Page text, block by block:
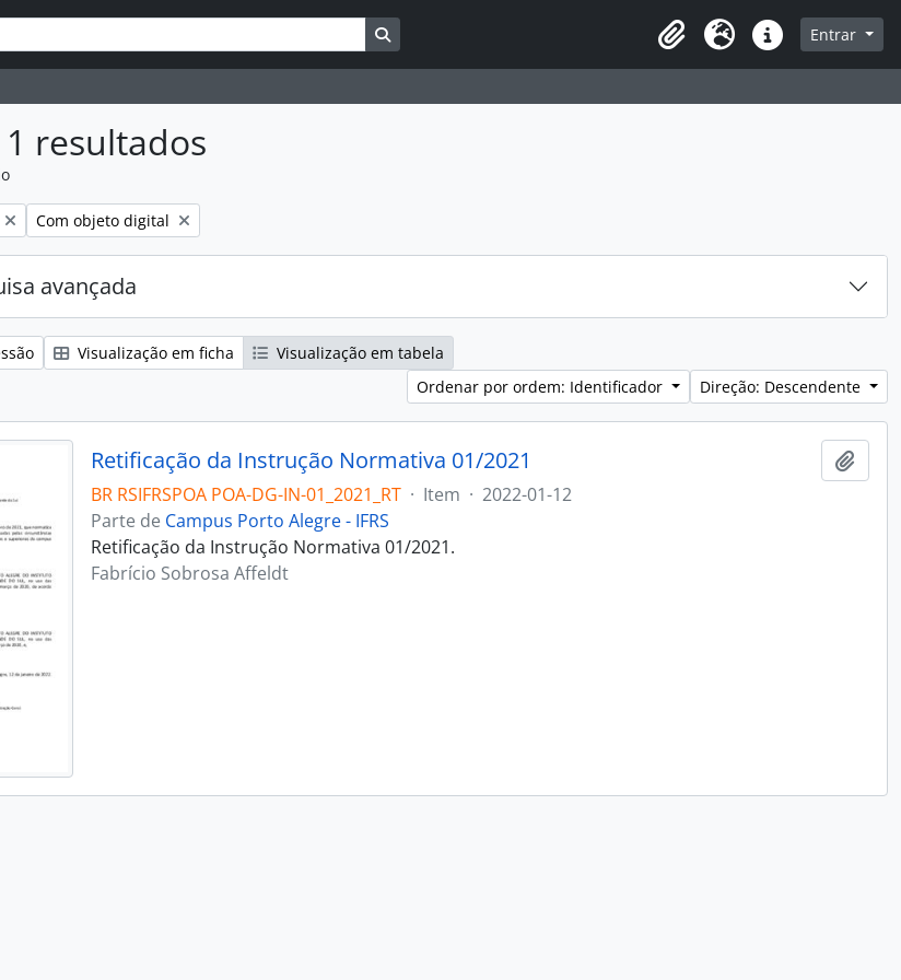
Busque na página de navegação
Idioma Ligações rápidas
Entrar
resultados
Remover filtro:
Com objeto digital
avançada
Visualização em ficha
Visualização em tabela
Ordenar por ordem: Identificador
Direção: Descendente
Retificação da Instrução Normativa 01/2021
BR RSIFRSPOA POA-DG-IN-01_2021_RT · Item · 2022-01-12
Parte de Campus Porto Alegre - IFRS
Retificação da Instrução Normativa 01/2021.
Fabrício Sobrosa Affeldt